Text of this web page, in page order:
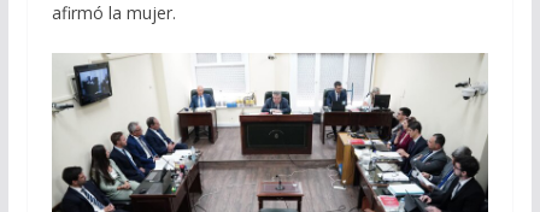
afirmó la mujer.